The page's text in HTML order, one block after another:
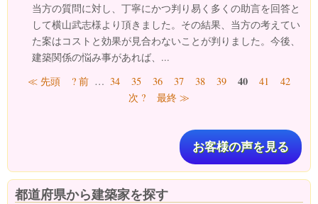
当方の質問に対し、丁寧にかつ判り易く多くの助言を回答と
して横山武志様より頂きました。その結果、当方の考えてい
た案はコストと効果が見合わないことが判りました。今後、
建築関係の悩み事があれば、...
ページ
≪ 先頭 ? 前 … 34 35 36 37 38 39 40 41
42
次 ?
最終 ≫
お客様の声を見る
都道府県から建築家を探す